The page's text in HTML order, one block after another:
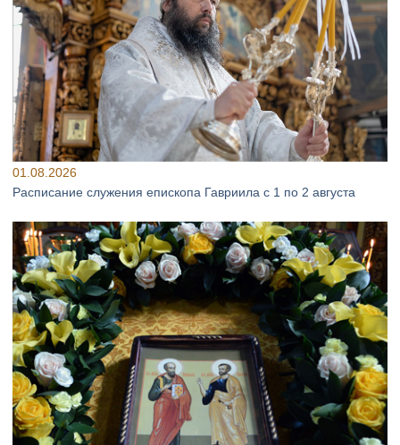
01.08.2026
Расписание служения епископа Гавриила с 1 по 2 августа